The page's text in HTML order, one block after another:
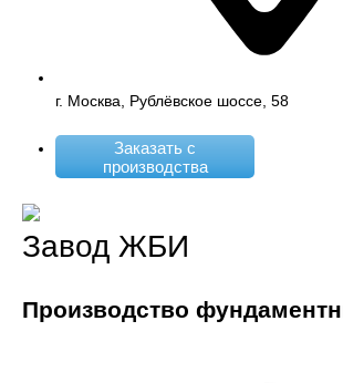
г. Москва, Рублёвское шоссе, 58
Заказать с
производства
Завод ЖБИ
Производство